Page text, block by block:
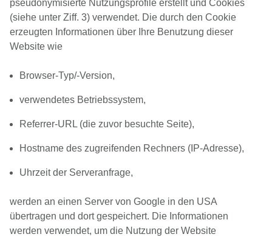
pseudonymisierte Nutzungsprofile erstellt und Cookies
(siehe unter Ziff. 3) verwendet. Die durch den Cookie
erzeugten Informationen über Ihre Benutzung dieser
Website wie
Browser-Typ/-Version,
verwendetes Betriebssystem,
Referrer-URL (die zuvor besuchte Seite),
Hostname des zugreifenden Rechners (IP-Adresse),
Uhrzeit der Serveranfrage,
werden an einen Server von Google in den USA
übertragen und dort gespeichert. Die Informationen
werden verwendet, um die Nutzung der Website